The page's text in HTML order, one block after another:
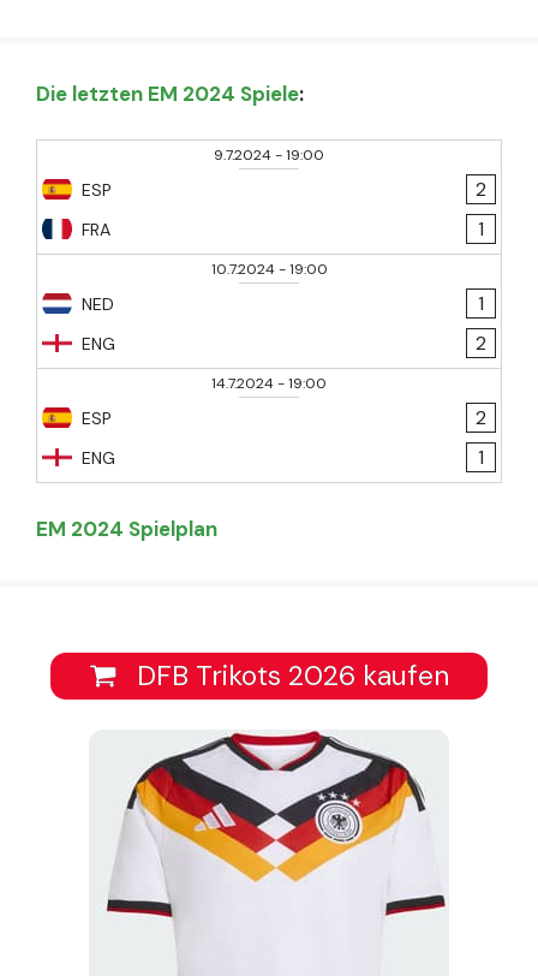
Die letzten EM 2024 Spiele:
9.7.2024-19:00
ESP
FRA
2
1
10.7.2024-19:00
NED
ENG
1
2
14.7.2024-19:00
ESP
ENG
2
1
EM 2024 Spielplan
DFB Trikots 2026 kaufen